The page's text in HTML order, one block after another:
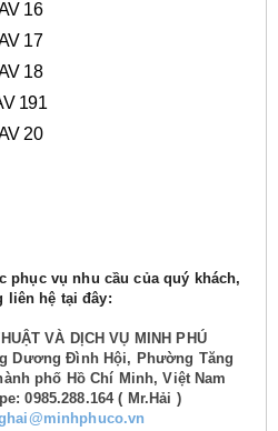
phục vụ nhu cầu của quý khách,
liên hệ tại đây:
VÀ DỊCH VỤ MINH PHÚ
Dương Đình Hội, Phường Tăng
phố Hồ Chí Minh, Việt Nam
0985.288.164 ( Mr.Hải )